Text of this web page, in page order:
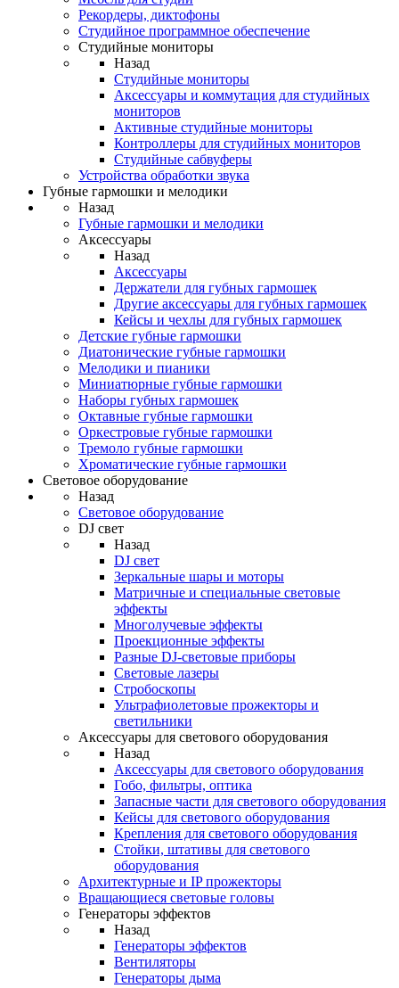
Рекордеры, диктофоны
Студийное программное обеспечение
Студийные мониторы
Назад
Студийные мониторы
Аксессуары и коммутация для студийных
мониторов
Активные студийные мониторы
Контроллеры для студийных мониторов
Студийные сабвуферы
Устройства обработки звука
Губные гармошки и мелодики
Назад
Губные гармошки и мелодики
Аксессуары
Назад
Аксессуары
Держатели для губных гармошек
Другие аксессуары для губных гармошек
Кейсы и чехлы для губных гармошек
Детские губные гармошки
Диатонические губные гармошки
Мелодики и пианики
Миниатюрные губные гармошки
Наборы губных гармошек
Октавные губные гармошки
Оркестровые губные гармошки
Тремоло губные гармошки
Хроматические губные гармошки
Световое оборудование
Назад
Световое оборудование
DJ свет
Назад
DJ свет
Зеркальные шары и моторы
Матричные и специальные световые
эффекты
Многолучевые эффекты
Проекционные эффекты
Разные DJ-световые приборы
Световые лазеры
Стробоскопы
Ультрафиолетовые прожекторы и
светильники
Аксессуары для светового оборудования
Назад
Аксессуары для светового оборудования
Гобо, фильтры, оптика
Запасные части для светового оборудования
Кейсы для светового оборудования
Крепления для светового оборудования
Стойки, штативы для светового
оборудования
Архитектурные и IP прожекторы
Вращающиеся световые головы
Генераторы эффектов
Назад
Генераторы эффектов
Вентиляторы
Генераторы дыма